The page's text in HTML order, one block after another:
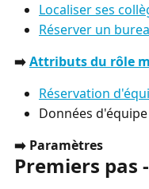
Localiser ses
Réserver un
➡️ Attributs du rôle
Réservation
Données d'équipe
➡️ Paramètres
Premiers pas